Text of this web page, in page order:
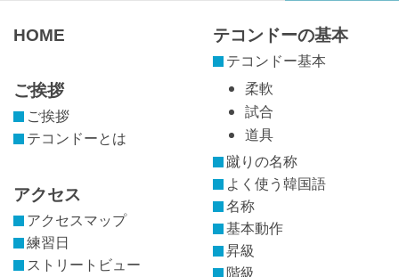
HOME
ご挨拶
ご挨拶
テコンドーとは
アクセス
アクセスマップ
練習日
ストリートビュー
テコンドーの基本
テコンドー基本
柔軟
試合
道具
蹴りの名称
よく使う韓国語
名称
基本動作
昇級
階級